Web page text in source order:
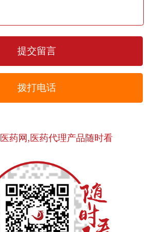
拨打电话
药网,医药代理产品随时看